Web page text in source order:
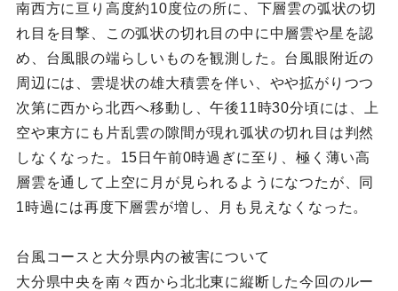
南西方に亘り高度約10度位の所に、下層雲の弧状の切
れ目を目撃、この弧状の切れ目の中に中層雲や星を認
め、台風眼の端らしいものを観測した。台風眼附近の
周辺には、雲堤状の雄大積雲を伴い、やや拡がりつつ
次第に西から北西へ移動し、午後11時30分頃には、上
空や東方にも片乱雲の隙間が現れ弧状の切れ目は判然
しなくなった。15日午前0時過ぎに至り、極く薄い高
層雲を通して上空に月が見られるようになつたが、同
1時過には再度下層雲が増し、月も見えなくなった。
台風コースと大分県内の被害について
大分県中央を南々西から北北東に縦断した今回のルー